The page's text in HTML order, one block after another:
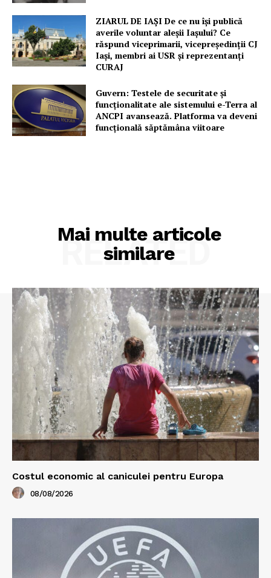
ZIARUL DE IAȘI De ce nu își publică
averile voluntar aleșii Iașului? Ce
răspund viceprimarii, vicepreședinții CJ
Iași, membri ai USR și reprezentanți
CURAJ
Guvern: Testele de securitate și
funcționalitate ale sistemului e-Terra al
ANCPI avansează. Platforma va deveni
funcțională săptămâna viitoare
Mai multe articole
similare
RELATED
Costul economic al caniculei pentru Europa
08/08/2026